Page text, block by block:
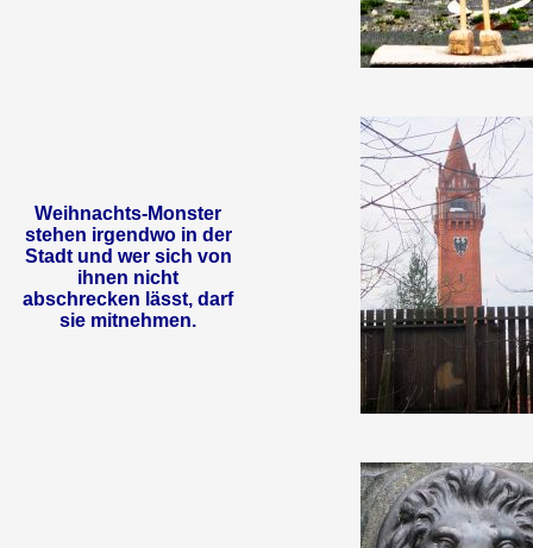
Weihnachts-Monster
stehen irgendwo in der
Stadt und wer sich von
ihnen nicht
abschrecken lässt, darf
sie mitnehmen.